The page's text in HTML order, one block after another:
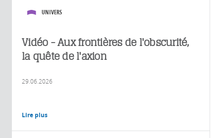
UNIVERS
Vidéo - Aux frontières de l'obscurité,
la quête de l'axion
29.06.2026
Lire plus